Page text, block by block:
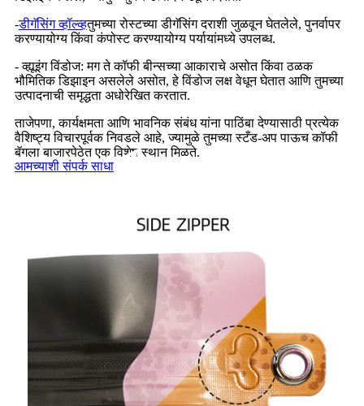
-डीगॅसिंग व्हॉल्व्हतुमच्या रोस्टच्या डीगॅसिंग दराशी जुळवून घेतलेले, पुनर्वापर
करण्यायोग्य किंवा कंपोस्ट करण्यायोग्य पर्यायांमध्ये उपलब्ध.
- व्ह्यूइंग विंडोज: मग ते कॉफी बीन्सच्या आकाराचे असोत किंवा ठळक
भौमितिक डिझाइन असलेले असोत, हे विंडोज लक्ष वेधून घेतात आणि तुमच्या
उत्पादनाची समृद्धता अधोरेखित करतात.
ताजेपणा, कार्यक्षमता आणि भावनिक संबंध यांना पाठिंबा देण्यासाठी प्रत्येक
वैशिष्ट्य विचारपूर्वक निवडले आहे, ज्यामुळे तुमच्या स्टँड-अप पाऊच कॉफी
बॅगला बाजारपेठेत एक विशेष स्थान मिळते.
आमच्याशी संपर्क साधा